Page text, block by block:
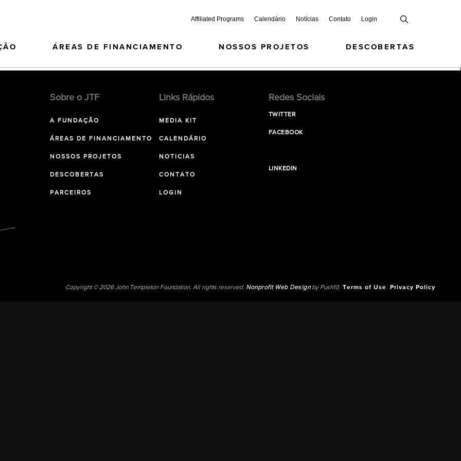
Affiliated Programs Calendário Notícias Contato Login
ÁREAS DE FINANCIAMENTO NOSSOS PROJETOS DESCOBERTAS
Sobre o JTF
A FUNDAÇÃO
ÁREAS DE FINANCIAMENTO
NOSSOS PROJETOS
DESCOBERTAS
PARCEIROS
Links Rápidos
MEDIA KIT
CALENDÁRIO
NOTICIAS
CONTATO
LOGIN
Redes Sociais
TWITTER
FACEBOOK
LINKEDIN
Copyright © 2026 John Templeton Foundation. All rights reserved. Nonprofit Web Designby Push10. Terms of Use Privacy Policy